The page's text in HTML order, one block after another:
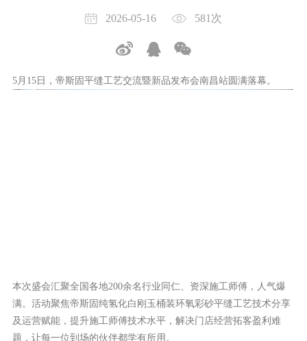
2026-05-16 581次
5月 15日，帝斯固平缝工艺交流暨新品发布会南昌站圆满落幕。
本次盛会汇聚全国各地200余名行业同仁、资深施工师傅，人气爆
满。活动聚焦帝斯固纯氢化白刚玉桶装环氧彩砂平缝工艺技术分享
及运营赋能，提升施工师傅技术水平，解决门店经营拓客盈利难
题，让每一位到场的伙伴都学有所用。